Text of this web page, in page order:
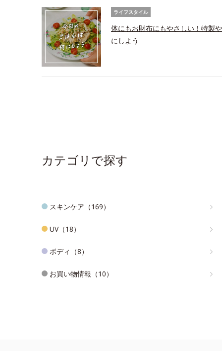
ライフスタイル
体にもお財布にもやさしい！特製
にしよう
カテゴリで探す
スキンケア（169）
UV（18）
ボディ（8）
お買い物情報（10）